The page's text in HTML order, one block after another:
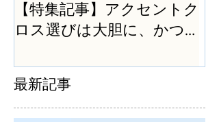
【特集記事】アクセントク
ロス選びは大胆に、かつ
最新記事